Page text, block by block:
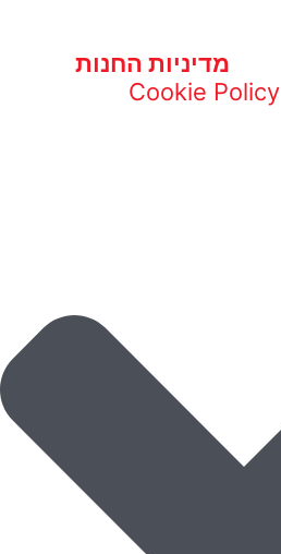
מדיניות החנות
Cookie Policy